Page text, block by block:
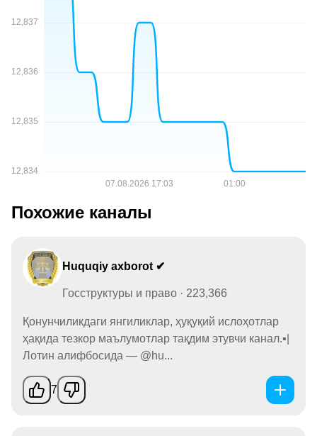
Похожие каналы
Huquqiy axborot ✔
Госструктуры и право · 223,366
Қонунчиликдаги янгиликлар, ҳуқуқий ислоҳотлар
ҳақида тезкор маълумотлар тақдим этувчи канал.▪️|
Лотин алифбосида — @hu...
7